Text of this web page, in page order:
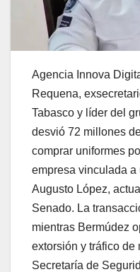
Agencia Innova
Requena,
Tabasco y líder del
desvió 72 millones
comprar uniformes
empresa vinculada
Augusto López,
Senado. La
mientras Bermúdez
extorsión y tráfico de
Secretaría de